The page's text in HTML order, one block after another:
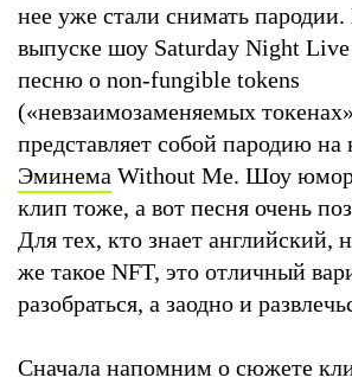
нее уже стали снимать
выпуске шоу Saturday Night
песню о non-fungible tokens
(«невзаимозаменяемых
представляет собой пародию на
Эминема Without Me. Шоу
клип тоже, а вот песня очень
Для тех, кто знает английский,
же такое NFT, это отличный
разобраться, а заодно и
Сначала напомним о сюжете